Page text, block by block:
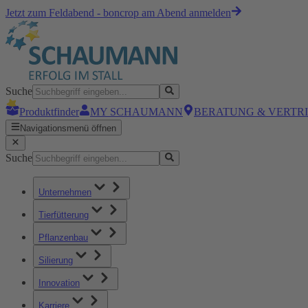
Jetzt zum Feldabend - boncrop am Abend anmelden
Suche
Produktfinder
MY SCHAUMANN BERATUNG &
Navigationsmenü öffnen
Suche
Unternehmen
Tierfütterung
Pflanzenbau
Silierung
Innovation
Karriere